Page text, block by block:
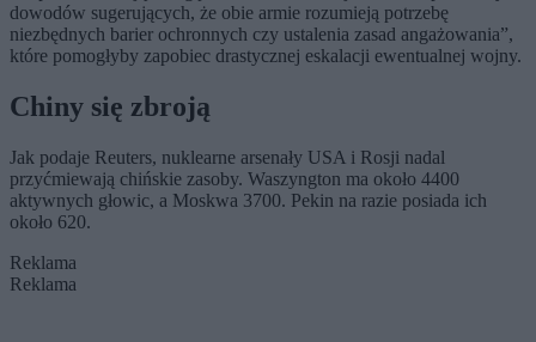
dowodów sugerujących, że obie armie rozumieją potrzebę
niezbędnych barier ochronnych czy ustalenia zasad angażowania”,
które pomogłyby zapobiec drastycznej eskalacji ewentualnej wojny.
Chiny się zbroją
Jak podaje Reuters, nuklearne arsenały USA i Rosji nadal
przyćmiewają chińskie zasoby. Waszyngton ma około 4400
aktywnych głowic, a Moskwa 3700. Pekin na razie posiada ich
około 620.
Reklama
Reklama